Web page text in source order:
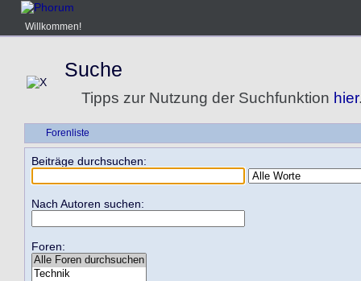
Willkommen!
Suche
Tipps zur Nutzung der Suchfunktion hier
Forenliste
Beiträge durchsuchen:
Nach Autoren suchen:
Foren: